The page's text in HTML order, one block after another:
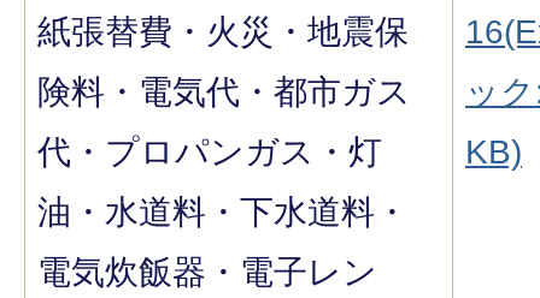
紙張替費・火災・地震保
険料・電気代・都市ガス
代・プロパンガス・灯
油・水道料・下水道料・
電気炊飯器・電子レン
ッ
KB)